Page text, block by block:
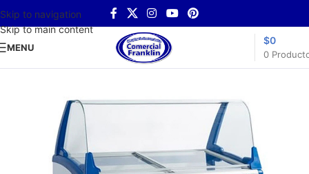
Skip to navigation
Skip to main content
MENU
0
$0